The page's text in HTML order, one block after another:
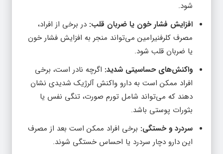
افزایش فشار خون یا ضربان قلب:
مصرف کلرفنیرامین می‌تواند منجر به افزایش فشار خون
یا ضربان قلب شود.
واکنش‌های حساسیتی شدید:
افراد ممکن است به دارو واکنش آلرژیک شدیدی نشان
دهند که می‌تواند شامل تورم صورت، تنگی نفس یا
بثورات پوستی باشد.
سردرد و خستگی:برخی افراد ممکن است بعد از مصرف
این دارو دچار سردرد یا احساس خستگی شوند.